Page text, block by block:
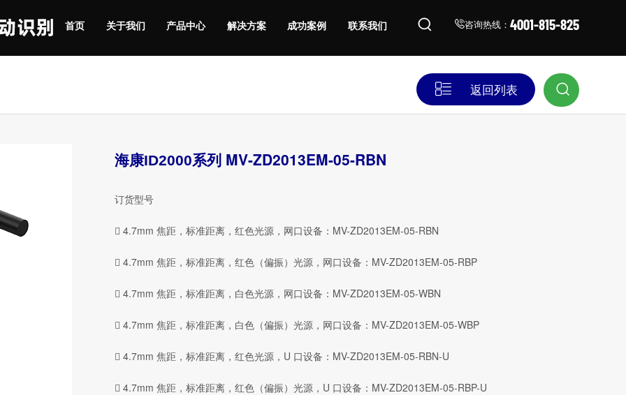
首页 关于我们 产品中心 解决方案 成功案例 联系我们 咨询热线： 4001-815-825
返回列表
海康ID2000系列 MV-ZD2013EM-05-RBN
订货型号
 4.7mm 焦距，标准距离，红色光源，网口设备：MV-ZD2013EM-05-RBN
 4.7mm 焦距，标准距离，红色（偏振）光源，网口设备：MV-ZD2013EM-05-RBP
 4.7mm 焦距，标准距离，白色光源，网口设备：MV-ZD2013EM-05-WBN
 4.7mm 焦距，标准距离，白色（偏振）光源，网口设备：MV-ZD2013EM-05-WBP
 4.7mm 焦距，标准距离，红色光源，U 口设备：MV-ZD2013EM-05-RBN-U
 4.7mm 焦距，标准距离，红色（偏振）光源，U 口设备：MV-ZD2013EM-05-RBP-U